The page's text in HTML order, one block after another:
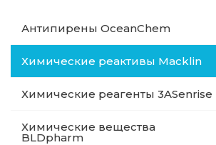
Антипирены OceanСhem
Химические реактивы Macklin
Химические реагенты 3ASenrise
Химические вещества
BLDpharm